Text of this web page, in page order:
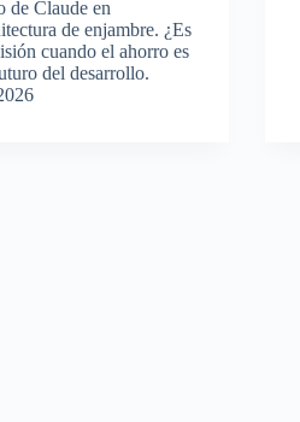
de Claude en
de enjambre. ¿Es
cuando el ahorro es
del desarrollo.